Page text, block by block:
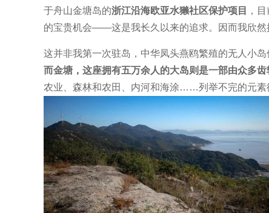
于舟山金塘岛的浙江沿海欧亚水獭社区保护项目
，
的宝贵机会——这是我长久以来的追求。因而我欣然
这并非我第一次驻岛，中华凤头燕鸥繁殖的无人小
而金塘，这座拥有五万余人的大岛则是一部由众多
农业、森林和农田、内河和海涂……列举不完的元素